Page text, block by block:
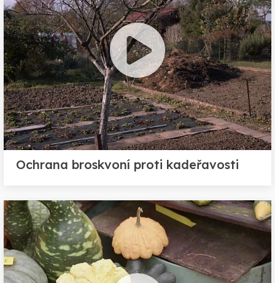
Ochrana broskvoní proti kadeřavosti